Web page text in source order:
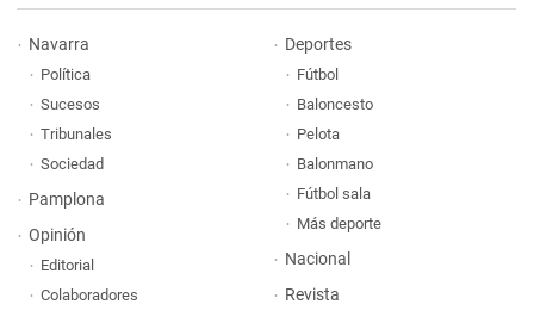
Navarra
Política
Sucesos
Tribunales
Sociedad
Pamplona
Opinión
Editorial
Colaboradores
Deportes
Fútbol
Baloncesto
Pelota
Balonmano
Fútbol sala
Más deporte
Nacional
Revista